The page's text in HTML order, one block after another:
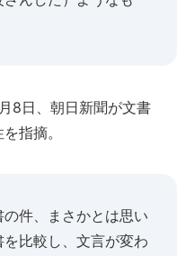
8日、朝日新聞が文書
指摘。
の件、まさかとは思い
比較し、文言が変わ